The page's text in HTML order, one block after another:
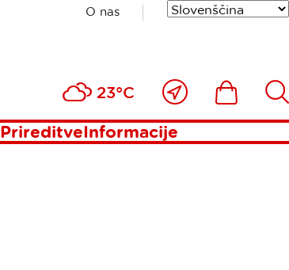
O nas
23°C
Blizu
mene
Ikona Išči
PrireditveInformacije